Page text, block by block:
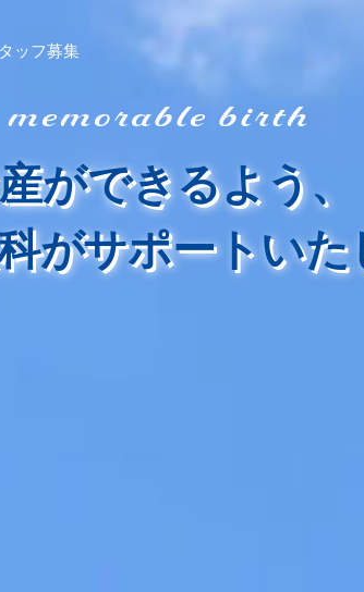
ッフ募集
birth
ができるよう、
がサポートいた